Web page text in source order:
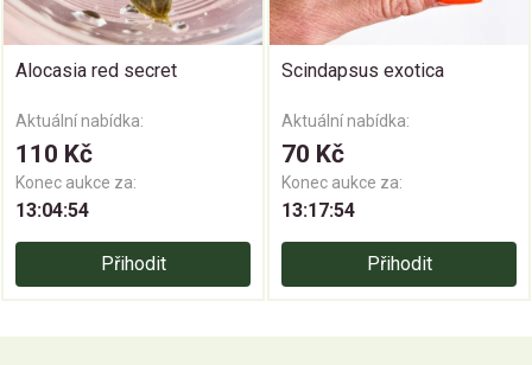
Alocasia red secret
Aktuální nabídka:
110 Kč
Konec aukce za:
13:04:53
Přihodit
Scindapsus exotica
Aktuální nabídka:
70 Kč
Konec aukce za:
13:17:53
Přihodit